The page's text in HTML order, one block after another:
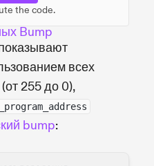
the code.
Bump
всех
255 до 0),
bump: